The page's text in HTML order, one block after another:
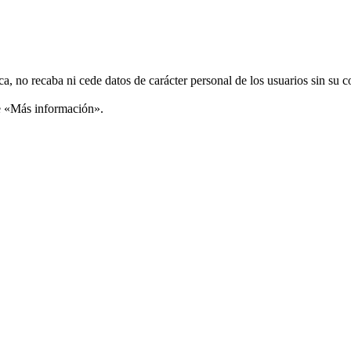
recaba ni cede datos de carácter personal de los usuarios sin su
«Más información».